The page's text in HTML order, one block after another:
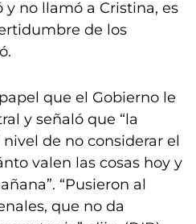
no llamó a Cristina, es
de los
que el Gobierno le
y señaló que “la
de no considerar el
valen las cosas hoy y
“Pusieron al
que no da